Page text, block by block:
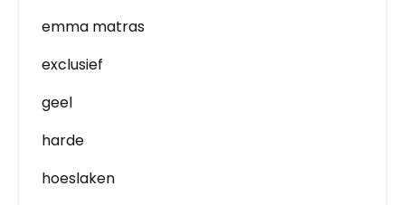
emma matras
exclusief
geel
harde
hoeslaken